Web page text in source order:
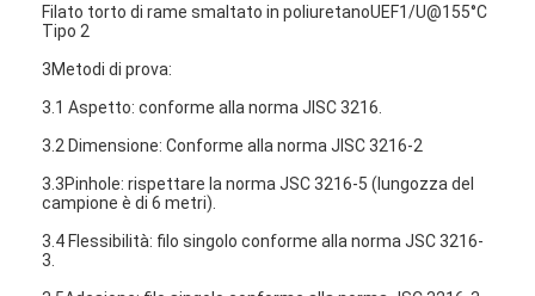
Filato torto di rame smaltato in poliuretanoUEF1/U@155°C
Tipo 2
3Metodi di prova:
3.1 Aspetto: conforme alla norma JlSC 3216.
3.2 Dimensione: Conforme alla norma JISC 3216-2
3.3Pinhole: rispettare la norma JSC 3216-5 (lungozza del
campione è di 6 metri).
3.4 Flessibilità: filo singolo conforme alla norma JSC 3216-
3.